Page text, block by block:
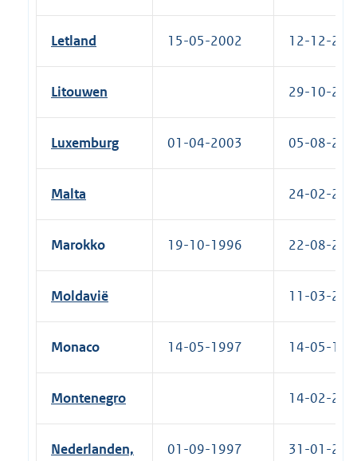
Letland 15-05-2002 12-12-
Litouwen 29-10-
Luxemburg 01-04-2003 05-08-
Malta 24-02-
Marokko 19-10-1996 22-08-
Moldavië 11-03-
Monaco 14-05-1997 14-05-
Montenegro 14-02-
Nederlanden,
01-09-1997 31-01-